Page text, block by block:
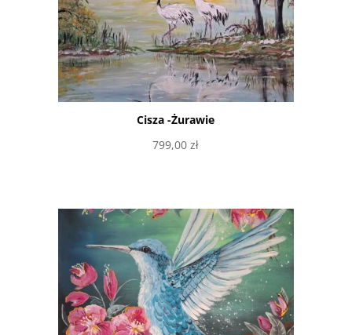
Cisza -Żurawie
799,00zł